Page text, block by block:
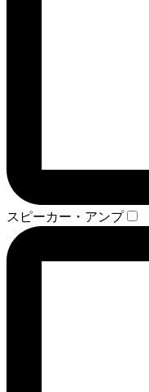
スピーカー・アンプ